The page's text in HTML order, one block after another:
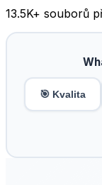
13.5K+ souborů
🎯 Kvalita